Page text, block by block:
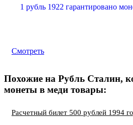
Смотреть
Похожие на Рубль Сталин,
монеты в меди товары:
Расчетный билет 500 рублей 1994